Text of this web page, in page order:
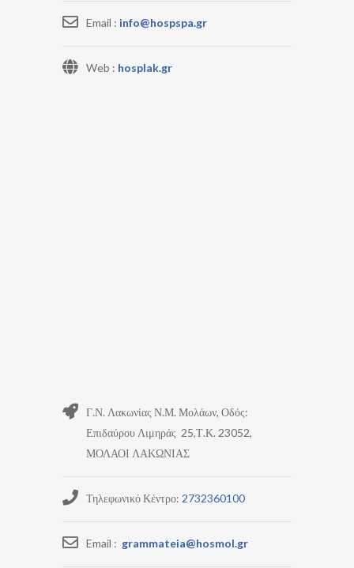
Email : info@hospspa.gr
Web : hosplak.gr
Γ.Ν. Λακωνίας Ν.Μ. Μολάων, Οδός:
Επιδαύρου Λιμηράς 25,Τ.Κ. 23052,
ΜΟΛΑΟΙ ΛΑΚΩΝΙΑΣ
Τηλεφωνικό Κέντρο: 2732360100
Email : grammateia@hosmol.gr